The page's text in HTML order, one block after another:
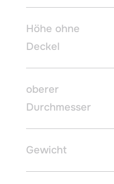
Höhe ohne
Deckel
oberer
Durchmesser
Gewicht